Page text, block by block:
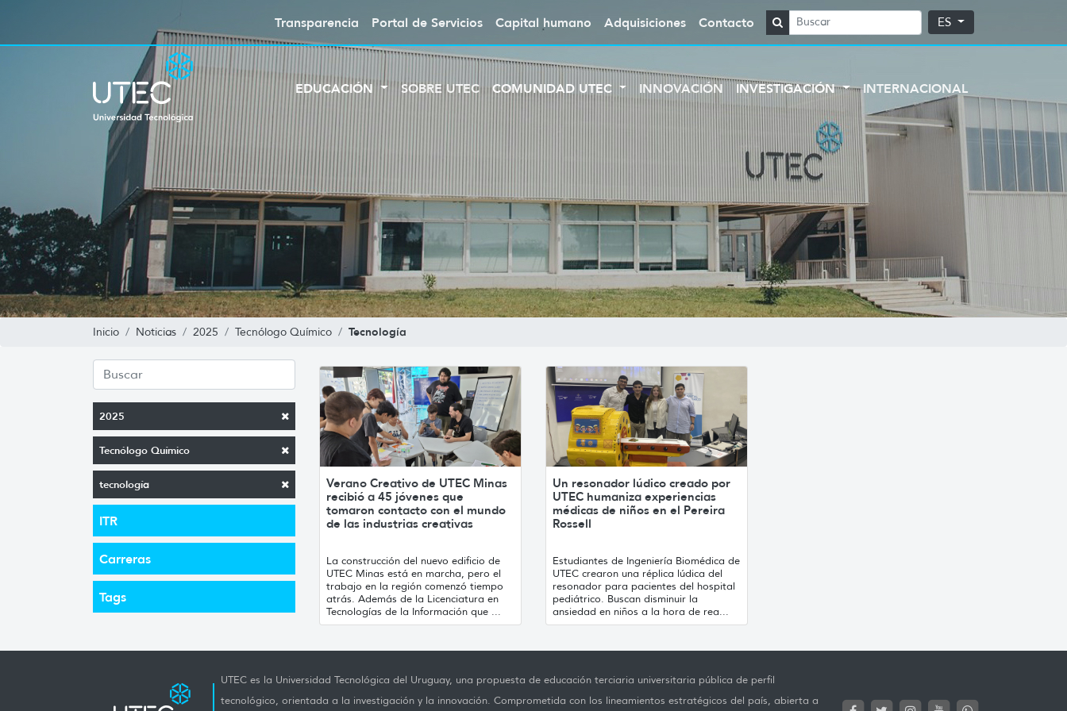
Transparencia Portal de Servicios Capital humano Adquisiciones Contacto ES
EDUCACIÓN SOBRE UTEC COMUNIDAD UTEC INNOVACIÓN INVESTIGACIÓN INTERNACIONAL
Inicio Noticias 2025 Tecnólogo Químico Tecnología
2025
Tecnólogo Químico
tecnología
ITR
Carreras
Tags
Verano Creativo de UTEC Minas
recibió a 45 jóvenes que
tomaron contacto con el mundo
de las industrias creativas
La construcción del nuevo edificio de
UTEC Minas está en marcha, pero el
trabajo en la región comenzó tiempo
atrás. Además de la Licenciatura en
Tecnologías de la Información que ...
Un resonador lúdico creado por
UTEC humaniza experiencias
médicas de niños en el Pereira
Rossell
Estudiantes de Ingeniería Biomédica de
UTEC crearon una réplica lúdica del
resonador para pacientes del hospital
pediátrico. Buscan disminuir la
ansiedad en niños a la hora de rea...
UTEC es la Universidad Tecnológica del Uruguay, una propuesta de educación terciaria universitaria pública de perfil
tecnológico, orientada a la investigación y la innovación. Comprometida con los lineamientos estratégicos del país, abierta a